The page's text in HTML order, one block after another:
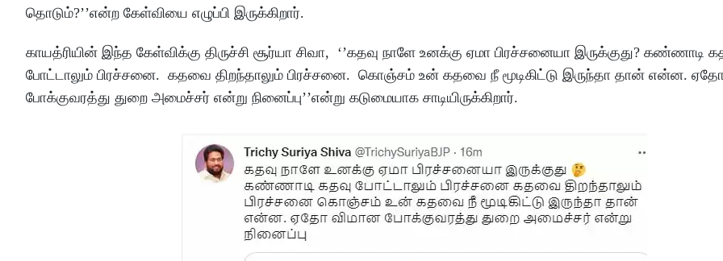
தொடும்?’’என்ற கேள்வியை எழுப்பி இருக்கிறார்.
காயத்ரியின் இந்த கேள்விக்கு திருச்சி சூர்யா சிவா, ‘’கதவு நாளே உனக்கு ஏமா பிரச்சனையா இருக்குது? கண்ணாடி
போட்டாலும் பிரச்சனை. கதவை திறந்தாலும் பிரச்சனை. கொஞ்சம் உன் கதவை நீ மூடிகிட்டு இருந்தா தான் என்ன.
போக்குவரத்து துறை அமைச்சர் என்று நினைப்பு’’என்று கடுமையாக சாடியிருக்கிறார்.